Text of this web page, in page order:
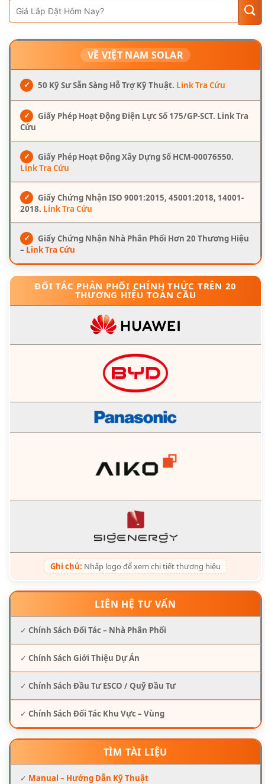
VỀ VIỆT NAM SOLAR
✓ 50 Kỹ Sư Sẵn Sàng Hỗ Trợ Kỹ Thuật. Link Tra Cứu
✓
Giấy Phép Hoạt Động Điện Lực Số 175/GP-SCT. Link Tra
Cứu
✓
Giấy Phép Hoạt Động Xây Dựng Số HCM-00076550.
Link Tra Cứu
✓
Giấy Chứng Nhận ISO 9001:2015, 45001:2018, 14001-
2018. Link Tra Cứu
✓
Giấy Chứng Nhận Nhà Phân Phối Hơn 20 Thương Hiệu
– Link Tra Cứu
ĐỐI TÁC PHÂN PHỐI CHÍNH THỨC TRÊN 20
THƯƠNG HIỆU TOÀN CẦU
Ghi chú: Nhấp logo để xem chi tiết thương hiệu
LIÊN HỆ TƯ VẤN
✓ Chính Sách Đối Tác – Nhà Phân Phối
✓ Chính Sách Giới Thiệu Dự Án
✓ Chính Sách Đầu Tư ESCO / Quỹ Đầu Tư
✓ Chính Sách Đối Tác Khu Vực – Vùng
TÌM TÀI LIỆU
✓ Manual – Hướng Dẫn Kỹ Thuật